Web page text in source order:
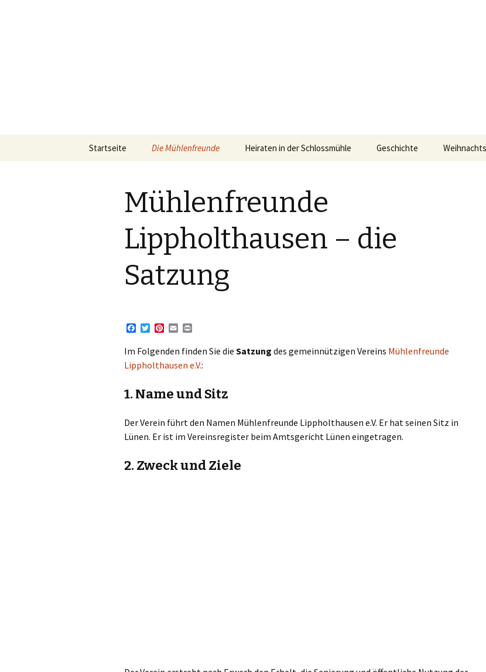
Startseite Die Mühlenfreunde
Ehrenamtspreis für die
Mühlenfreunde
Jahreshauptversammlung
2020
Satzung
Heiraten in der Schlossmühle Geschichte
Mühlenfreunde
Lippholthausen – die
Satzung
c
e
b
k
T
i
t
t
n
t
e
s
a
i
l
i
n
t
Im Folgenden finden Sie die Satzung des gemeinnützigen Vereins Mühlenfreunde
Lippholthausen e.V.:
1. Name und Sitz
Der Verein führt den Namen Mühlenfreunde Lippholthausen e.V. Er hat seinen Sitz in
Lünen. Er ist im Vereinsregister beim Amtsgericht Lünen eingetragen.
2. Zweck und Ziele